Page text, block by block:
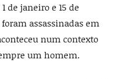
de janeiro e 15 de
assassinadas em
num contexto
um homem.